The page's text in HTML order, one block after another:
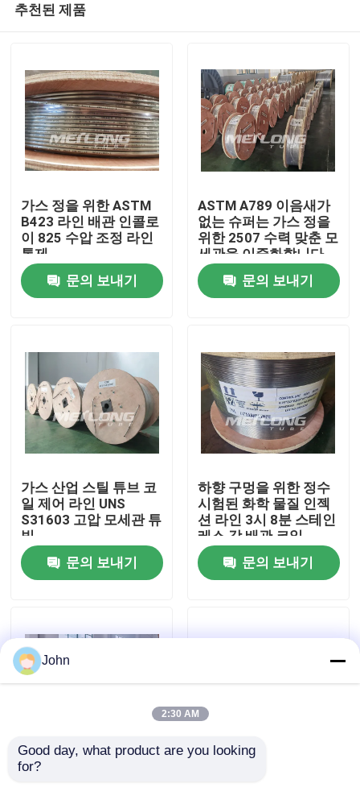
제품
화면
우리에 대하여
공장 여행
품질 관리
연락주세요
뉴스
추천된 제품
가스 정을 위한 ASTM
B423 라인 배관 인콜로
이 825 수압 조정 라인
통제
문의 보내기
ASTM A789 이음새가
없는 슈퍼는 가스 정을
위한 2507 수력 맞춘 모
세관을 이중화합니다
문의 보내기
가스 산업 스틸 튜브 코
일 제어 라인 UNS
S31603 고압 모세관 튜
빙
문의 보내기
하향 구멍을 위한 정수
시험된 화학 물질 인젝
션 라인 3시 8분 스테인
레스 강 배관 코일
문의 보내기
0.035psi 인콜로이 825
John
2:30 AM
Good day, what product are you looking
for?